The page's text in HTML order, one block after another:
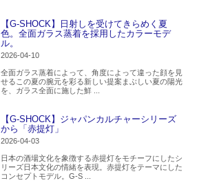
【G-SHOCK】日射しを受けてきらめく夏
色。全面ガラス蒸着を採用したカラーモデ
ル。
2026-04-10
全面ガラス蒸着によって、角度によって違った顔を見
せるこの夏の腕元を彩る新しい提案まぶしい夏の陽光
を、ガラス全面に施した鮮 ...
【G-SHOCK】ジャパンカルチャーシリーズ
から「赤提灯」
2026-04-03
日本の酒場文化を象徴する赤提灯をモチーフにしたシ
リーズ日本文化の情緒を表現。赤提灯をテーマにした
コンセプトモデル。G-S ...